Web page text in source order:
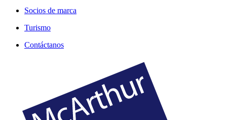
Socios de marca
Turismo
Contáctanos